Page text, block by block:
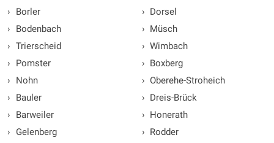
›
Borler
›
Bodenbach
› Trierscheid
›
Pomster
›
Nohn
›
Bauler
›
Barweiler
›
Gelenberg
› Dorsel
› Müsch
› Wimbach
› Boxberg
› Oberehe-Stroheich
› Dreis-Brück
› Honerath
› Rodder